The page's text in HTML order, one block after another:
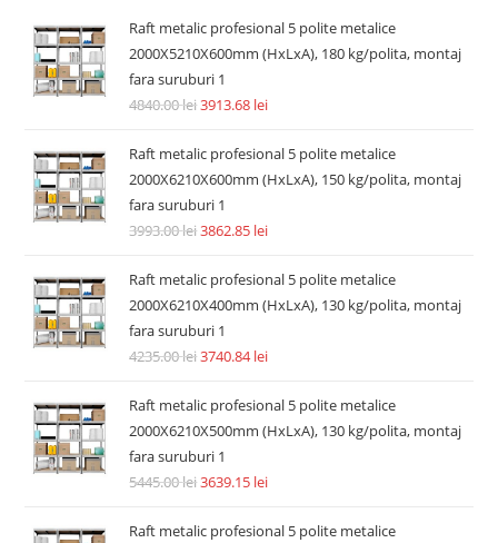
Raft metalic profesional 5 polite metalice
2000X5210X600mm (HxLxA), 180 kg/polita, montaj
fara suruburi 1
4840.00lei3913.68 lei
Raft metalic profesional 5 polite metalice
2000X6210X600mm (HxLxA), 150 kg/polita, montaj
fara suruburi 1
3993.00lei3862.85 lei
Raft metalic profesional 5 polite metalice
2000X6210X400mm (HxLxA), 130 kg/polita, montaj
fara suruburi 1
4235.00lei3740.84lei
Raft metalic profesional 5 polite metalice
2000X6210X500mm (HxLxA), 130 kg/polita, montaj
fara suruburi 1
5445.00lei3639.15 lei
Raft metalic profesional 5 polite metalice